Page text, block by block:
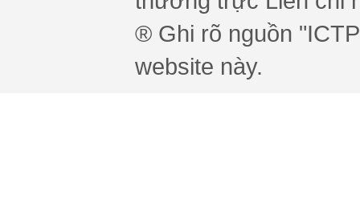
® Ghi rõ nguồn
website này.